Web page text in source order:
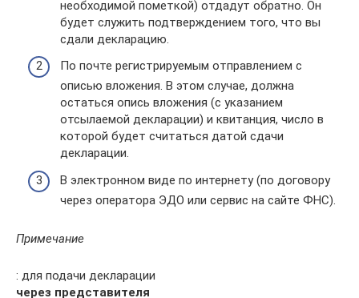
необходимой пометкой) отдадут обратно. Он
будет служить подтверждением того, что вы
сдали декларацию.
По почте регистрируемым отправлением с
описью вложения. В этом случае, должна
остаться опись вложения (с указанием
отсылаемой декларации) и квитанция, число в
которой будет считаться датой сдачи
декларации.
В электронном виде по интернету (по договору
через оператора ЭДО или сервис на сайте ФНС).
Примечание
: для подачи декларации
через представителя